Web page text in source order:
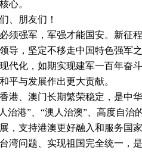
心。
朋友们！
强军，军强才能国安。新征程
导，坚定不移走中国特色强军
代化，如期实现建军一百年奋
平与发展作出更大贡献。
、澳门长期繁荣稳定，是中华
治港”、“澳人治澳”、高度自
，支持港澳更好融入和服务国家
问题、实现祖国完全统一，是